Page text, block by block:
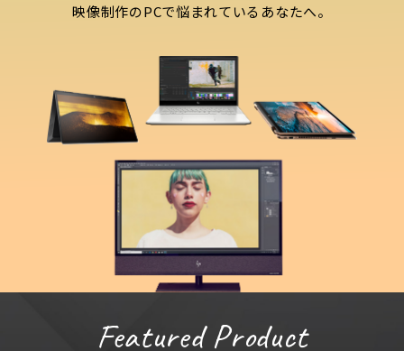
映像制作のPCで悩まれているあなたへ。
Featured Product